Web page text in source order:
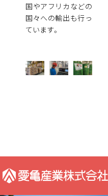
国やアフリカなどの
国々への輸出も行っ
ています。